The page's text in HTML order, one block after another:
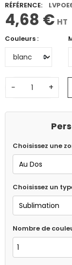
RÉFÉRENCE:
4,68 € HT
Couleurs :
− +
Choisissez une
Choisissez un
Nombre de